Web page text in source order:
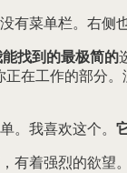
有菜单栏。右侧
能找到的最极简的
在工作的部分。
。我喜欢这个。
有着强烈的欲望。